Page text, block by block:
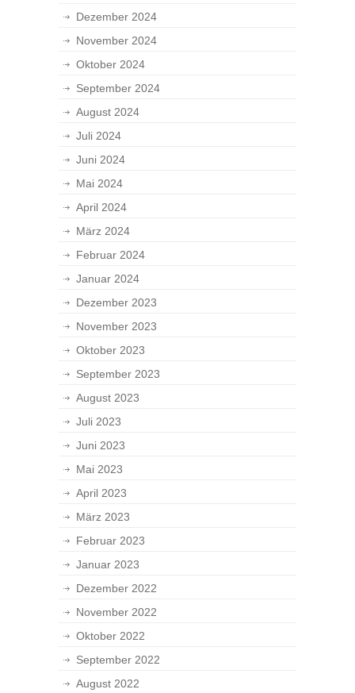
Dezember 2024
November 2024
Oktober 2024
September 2024
August 2024
Juli 2024
Juni 2024
Mai 2024
April 2024
März 2024
Februar 2024
Januar 2024
Dezember 2023
November 2023
Oktober 2023
September 2023
August 2023
Juli 2023
Juni 2023
Mai 2023
April 2023
März 2023
Februar 2023
Januar 2023
Dezember 2022
November 2022
Oktober 2022
September 2022
August 2022